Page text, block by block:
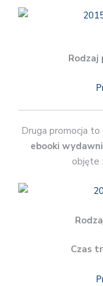
Rodzaj
Druga promocja to
ebooki
objęte
Czas